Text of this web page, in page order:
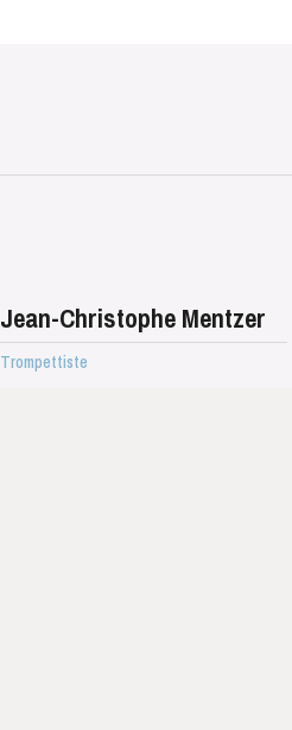
Jean-Christophe Mentzer
Trompettiste